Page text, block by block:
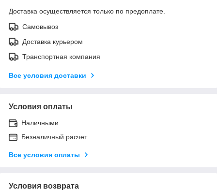
Доставка осуществляется только по предоплате.
Самовывоз
Доставка курьером
Транспортная компания
Все условия доставки
Условия оплаты
Наличными
Безналичный расчет
Все условия оплаты
Условия возврата